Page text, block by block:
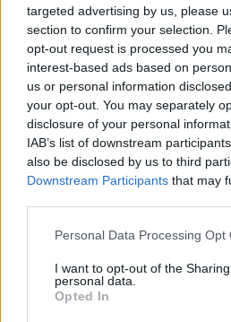
targeted advertising by us, please
section to confirm your selection.
opt-out request is processed you
interest-based ads based on
us or personal information
your opt-out. You may separately
disclosure of your personal
IAB’s list of downstream
also be disclosed by us to third
Downstream Participants that may
Personal Data Processing Opt
I want to opt-out of the
personal data.
Opted In
ΔΕΙΤΕ ΕΠΙΣΗΣ